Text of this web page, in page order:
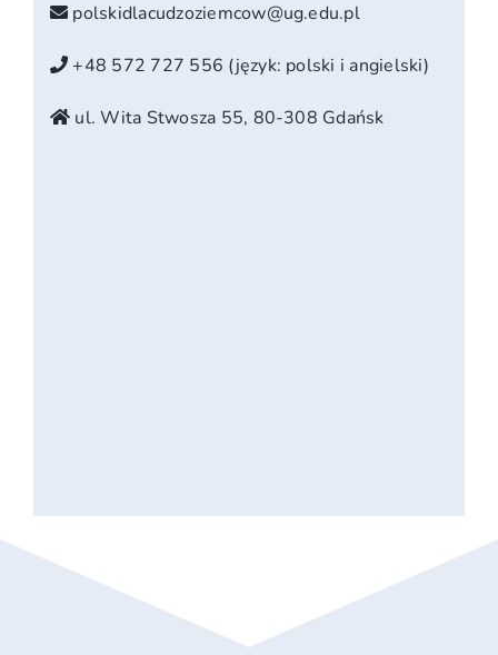
polskidlacudzoziemcow@ug.edu.pl
+48 572 727 556 (język: polski i angielski)
ul. Wita Stwosza 55, 80-308 Gdańsk